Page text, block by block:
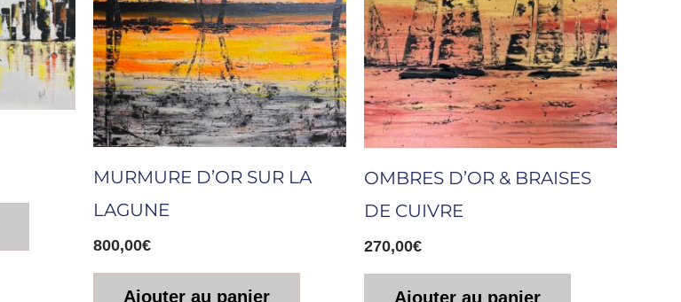
MURMURE D’OR SUR LA
LAGUNE
800,00€
Ajouter au panier
OMBRES D’OR & BRAISES
DE CUIVRE
270,00€
Ajouter au panier